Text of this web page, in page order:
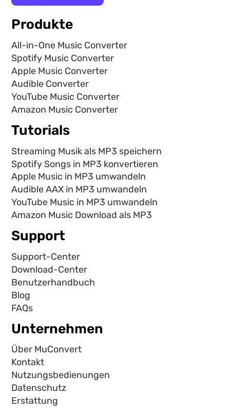
Produkte
All-in-One Music Converter
Spotify Music Converter
Apple Music Converter
Audible Converter
YouTube Music Converter
Amazon Music Converter
Tutorials
Streaming Musik als MP3 speichern
Spotify Songs in MP3 konvertieren
Apple Music in MP3 umwandeln
Audible AAX in MP3 umwandeln
YouTube Music in MP3 umwandeln
Amazon Music Download als MP3
Support
Support-Center
Download-Center
Benutzerhandbuch
Blog
FAQs
Unternehmen
Über MuConvert
Kontakt
Nutzungsbedienungen
Datenschutz
Erstattung